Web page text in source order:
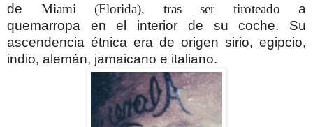
de Miami (Florida), tras ser tiroteado a
quemarropa en el interior de su coche. Su
ascendencia étnica era de origen sirio, egipcio,
indio, alemán, jamaicano e italiano.